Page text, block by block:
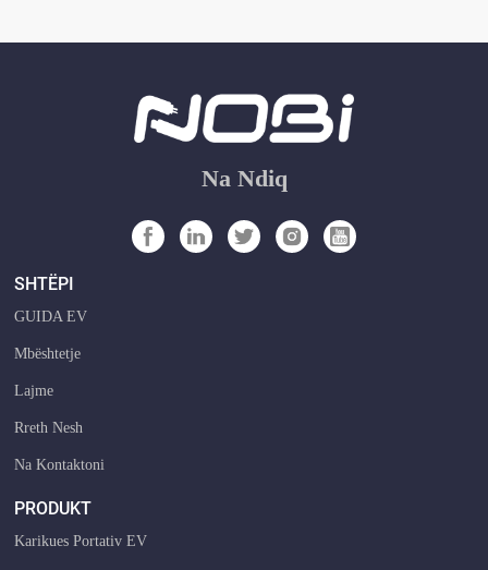
Na Ndiq
SHTËPI
GUIDA EV
Mbështetje
Lajme
Rreth Nesh
Na Kontaktoni
PRODUKT
Karikues Portativ EV